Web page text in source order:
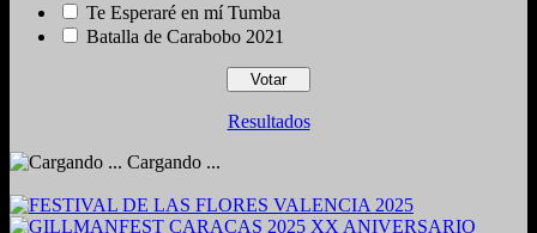
Te Esperaré en mí Tumba
Batalla de Carabobo 2021
Resultados
Cargando ...